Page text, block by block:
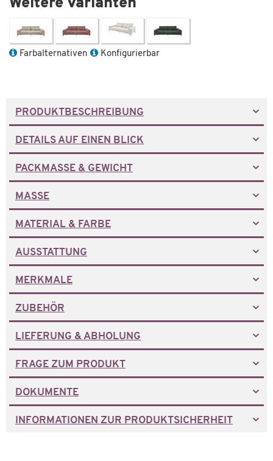
Weitere Varianten
Farbalternativen Konfigurierbar
PRODUKTBESCHREIBUNG
DETAILS AUF EINEN BLICK
PACKMASSE & GEWICHT
MASSE
MATERIAL & FARBE
AUSSTATTUNG
MERKMALE
ZUBEHÖR
LIEFERUNG & ABHOLUNG
FRAGE ZUM PRODUKT
DOKUMENTE
INFORMATIONEN ZUR PRODUKTSICHERHEIT